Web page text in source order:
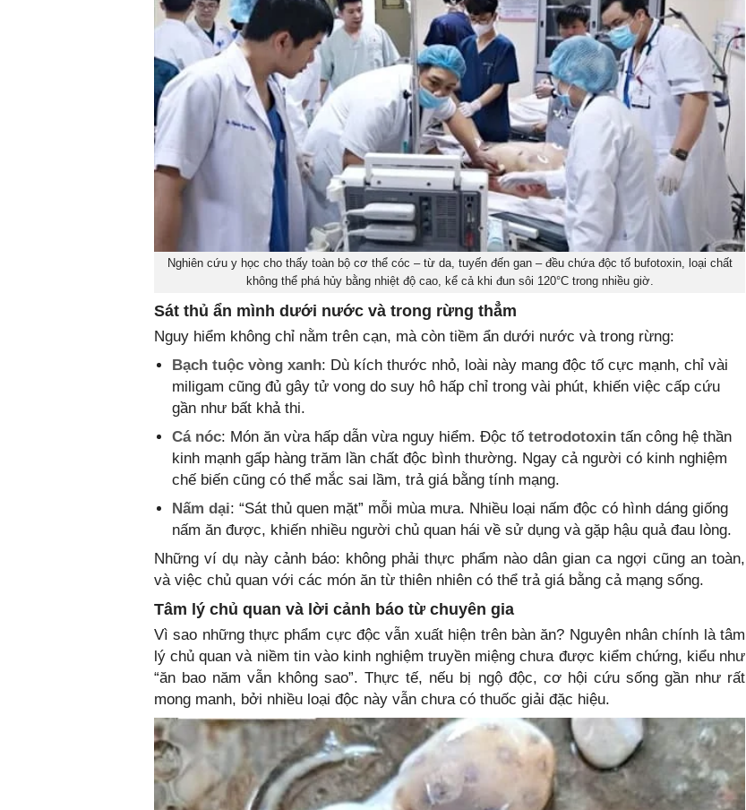
Nghiên cứu y học cho thấy toàn bộ cơ thể cóc – từ da, tuyến đến gan – đều chứa độc tố bufotoxin, loại chất
không thể phá hủy bằng nhiệt độ cao, kể cả khi đun sôi 120°C trong nhiều giờ.
Sát thủ ẩn mình dưới nước và trong rừng thẳm
Nguy hiểm không chỉ nằm trên cạn, mà còn tiềm ẩn dưới nước và trong rừng:
Bạch tuộc vòng xanh: Dù kích thước nhỏ, loài này mang độc tố cực mạnh, chỉ vài
miligam cũng đủ gây tử vong do suy hô hấp chỉ trong vài phút, khiến việc cấp cứu
gần như bất khả thi.
Cá nóc: Món ăn vừa hấp dẫn vừa nguy hiểm. Độc tố tetrodotoxin tấn công hệ thần
kinh mạnh gấp hàng trăm lần chất độc bình thường. Ngay cả người có kinh nghiệm
chế biến cũng có thể mắc sai lầm, trả giá bằng tính mạng.
Nấm dại: “Sát thủ quen mặt” mỗi mùa mưa. Nhiều loại nấm độc có hình dáng giống
nấm ăn được, khiến nhiều người chủ quan hái về sử dụng và gặp hậu quả đau lòng.
Những ví dụ này cảnh báo: không phải thực phẩm nào dân gian ca ngợi cũng an toàn,
và việc chủ quan với các món ăn từ thiên nhiên có thể trả giá bằng cả mạng sống.
Tâm lý chủ quan và lời cảnh báo từ chuyên gia
Vì sao những thực phẩm cực độc vẫn xuất hiện trên bàn ăn? Nguyên nhân chính là tâm
lý chủ quan và niềm tin vào kinh nghiệm truyền miệng chưa được kiểm chứng, kiểu như
“ăn bao năm vẫn không sao”. Thực tế, nếu bị ngộ độc, cơ hội cứu sống gần như rất
mong manh, bởi nhiều loại độc này vẫn chưa có thuốc giải đặc hiệu.